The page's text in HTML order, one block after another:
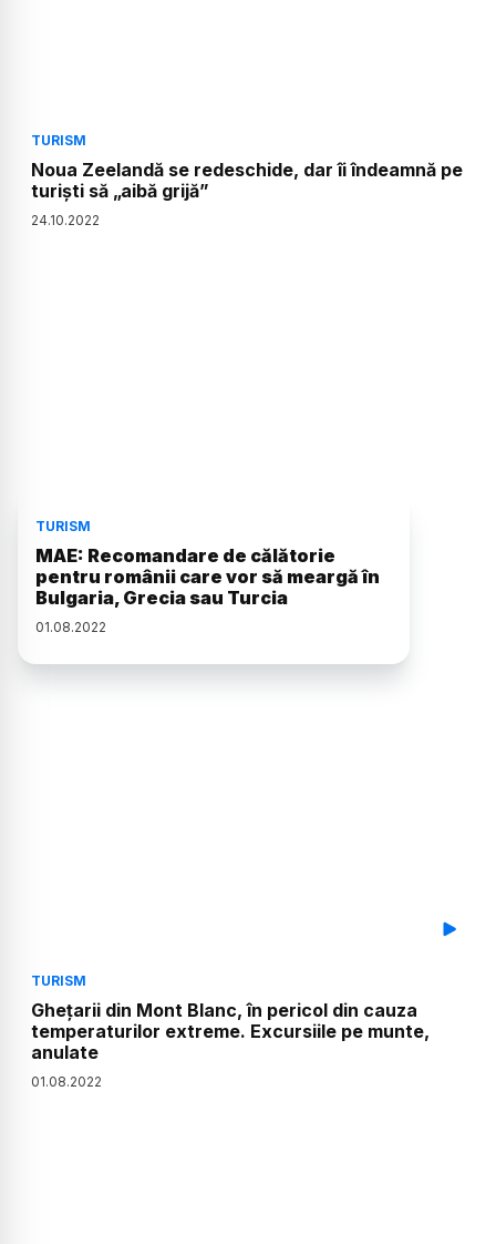
TURISM
Noua Zeelandă se redeschide, dar îi îndeamnă pe
turiști să „aibă grijă”
24.10.2022
TURISM
MAE: Recomandare de călătorie
pentru românii care vor să meargă în
Bulgaria, Grecia sau Turcia
01.08.2022
TURISM
Ghețarii din Mont Blanc, în pericol din cauza
temperaturilor extreme. Excursiile pe munte,
anulate
01.08.2022